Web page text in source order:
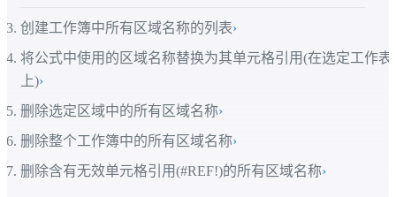
创建工作簿中所有区域名称的列表›
将公式中使用的区域名称替换为其单元格引用(在选定工作表
上)›
删除选定区域中的所有区域名称›
删除整个工作簿中的所有区域名称›
删除含有无效单元格引用(#REF!)的所有区域名称›